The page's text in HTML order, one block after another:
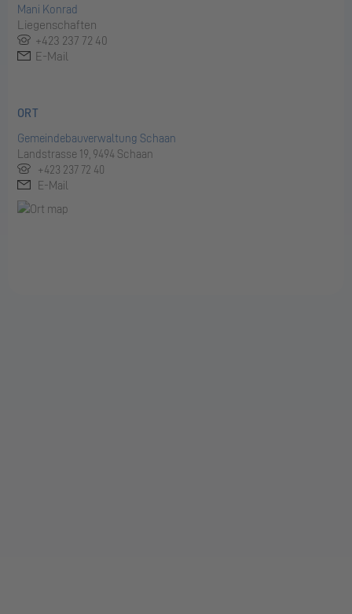
Mani Konrad
Liegenschaften
+423 237 72 40
E-Mail
ORT
Gemeindebauverwaltung Schaan
Landstrasse 19, 9494 Schaan
+423 237 72 40
E-Mail